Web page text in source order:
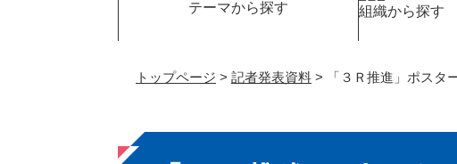
テーマから探す 組織から探す
トップページ > 記者発表資料 > 「３Ｒ推進」ポス
本